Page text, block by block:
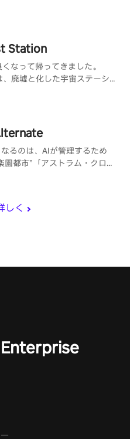
しく
Station
なって帰ってきました。
廃墟と化した宇宙ステーショ
るのは、AIが管理するため
園都市”「アストラム・クロー